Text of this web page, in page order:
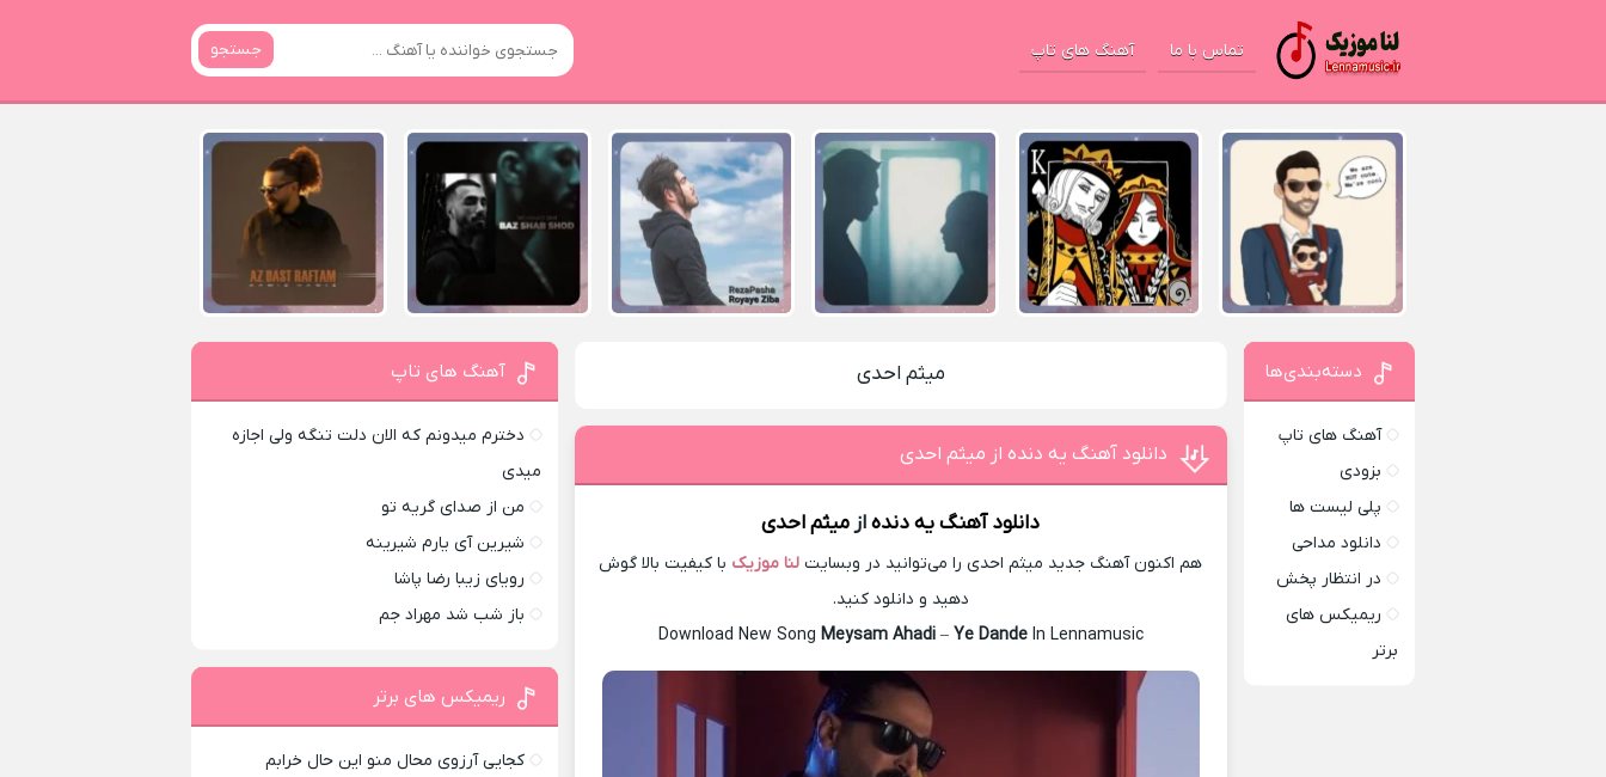
تماس با ما آهنگ های تاپ جستجو
میثم احدی
دانلود آهنگ یه دنده از میثم احدی
دانلود آهنگ یه دندهازمیثم احدی
هم اکنون آهنگ جدید میثم احدی را می‌توانید در وبسایت لنا موزیک با کیفیت بالا گوش
دهید و دانلود کنید.
Download New Song Meysam Ahadi– Ye DandeIn Lennamusic
دسته‌بندی‌ها
آهنگ های تاپ
بزودی
پلی لیست ها
دانلود مداحی
در انتظار پخش
ریمیکس های
برتر
آهنگ های تاپ
دخترم میدونم که الان دلت تنگه ولی اجازه
میدی
من از صدای گريه تو
شیرین آی یارم شیرینه
رویای زیبا رضا پاشا
باز شب شد مهراد جم
ریمیکس های برتر
کجایی آرزوی محال منو این حال خرابم